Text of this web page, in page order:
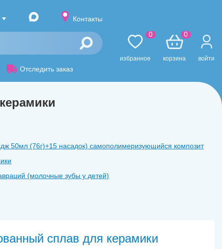
Контакты
Отследить заказ
избранное
0
корзина
0
войти
50мл (76г)+15 насадок) самополимеризующийся композит
(молочные зубы у детей)
(бол.)
Prime and Bond NT (1Х3,5мл)
сплав для керамики